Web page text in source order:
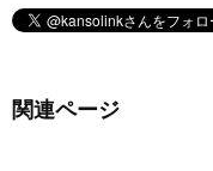
関連ページ